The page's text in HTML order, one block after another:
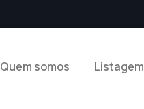
Quem somos Listagem